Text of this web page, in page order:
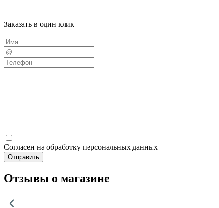
Заказать в один клик
Согласен на обработку персональных данных
Отправить
Отзывы о магазине